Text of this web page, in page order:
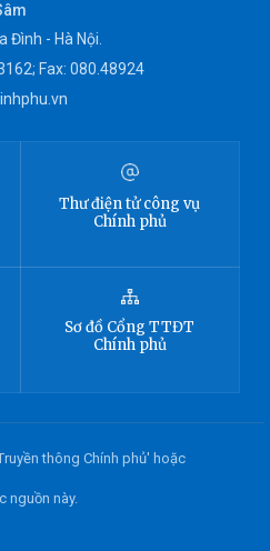
Đình - Hà Nội.
Fax: 080.48924
Thư điện tử công vụ
Chính phủ
Sơ đồ Cổng TTĐT
Chính phủ
thông Chính phủ' hoặc
nguồn này.